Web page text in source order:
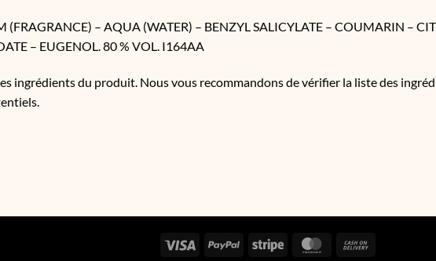
(FRAGRANCE) – AQUA (WATER) – BENZYL SALICYLATE – COUMARIN –
– EUGENOL. 80 % VOL. I164AA
ingrédients du produit. Nous vous recommandons de vérifier la liste des